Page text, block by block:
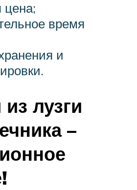
цена;
время
и
лузги
–